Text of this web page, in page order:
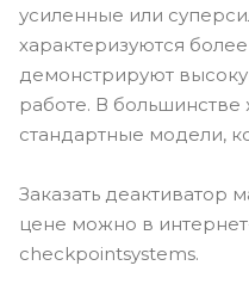
усиленные или
характеризуются
демонстрируют
работе. В
стандартные модели,
Заказать деактиватор
цене можно в
checkpointsystems.